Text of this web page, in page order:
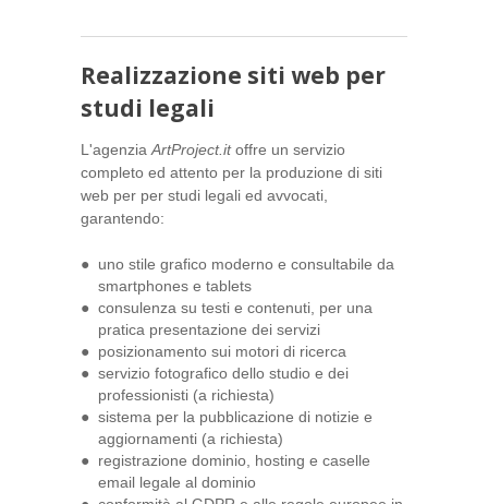
Realizzazione siti web per
studi legali
L'agenzia ArtProject.itoffre un servizio
completo ed attento per la produzione di siti
web per per studi legali ed avvocati,
garantendo:
uno stile grafico moderno e consultabile da
smartphones e tablets
consulenza su testi e contenuti, per una
pratica presentazione dei servizi
posizionamento sui motori di ricerca
servizio fotografico dello studio e dei
professionisti (a richiesta)
sistema per la pubblicazione di notizie e
aggiornamenti (a richiesta)
registrazione dominio, hosting e caselle
email legale al dominio